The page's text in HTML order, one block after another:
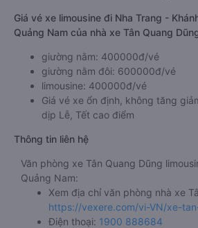
Giá vé xe limousine đi Nha Trang -
Quảng Nam của nhà xe Tân Quang
giường nằm: 400000đ/vé
giường nằm đôi: 600000đ/vé
limousine: 400000đ/vé
Giá vé xe ổn định, không tăng
dịp Lễ, Tết cao điểm
Thông tin liên hệ
Văn phòng xe Tân Quang Dũng
Quảng Nam:
Xem địa chỉ văn phòng nhà xe
https://vexere.com/vi-VN/xe-
Điện thoại: 1900 888684